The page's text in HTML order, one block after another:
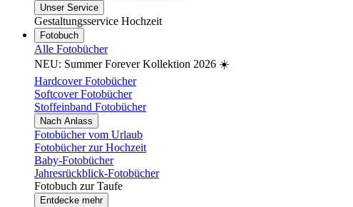
Unser Service
Gestaltungsservice Hochzeit
Fotobuch
Alle Fotobücher
NEU: Summer Forever Kollektion 2026 ☀️
Hardcover Fotobücher
Softcover Fotobücher
Stoffeinband Fotobücher
Nach Anlass
Fotobücher vom Urlaub
Fotobücher zur Hochzeit
Baby-Fotobücher
Jahresrückblick-Fotobücher
Fotobuch zur Taufe
Entdecke mehr